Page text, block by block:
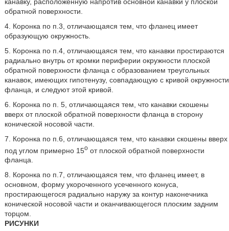
обратной поверхности.
4. Коронка по п.3, отличающаяся тем, что фланец имеет
образующую окружность.
5. Коронка по п.4, отличающаяся тем, что канавки простираются
радиально внутрь от кромки периферии окружности плоской
обратной поверхности фланца с образованием треугольных
канавок, имеющих гипотенузу, совпадающую с кривой окружности
фланца, и следуют этой кривой.
6. Коронка по п. 5, отличающаяся тем, что канавки скошены
вверх от плоской обратной поверхности фланца в сторону
конической носовой части.
7. Коронка по п.6, отличающаяся тем, что канавки скошены вверх
под углом примерно 15oот плоской обратной поверхности
фланца.
8. Коронка по п.7, отличающаяся тем, что фланец имеет, в
основном, форму укороченного усеченного конуса,
простирающегося радиально наружу за контур наконечника
конической носовой части и оканчивающегося плоским задним
торцом.
РИСУНКИ